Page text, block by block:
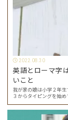
2022.08.30
英語とローマ字
いこと
我が家の娘は小学２年
３からタイピングを始
で…